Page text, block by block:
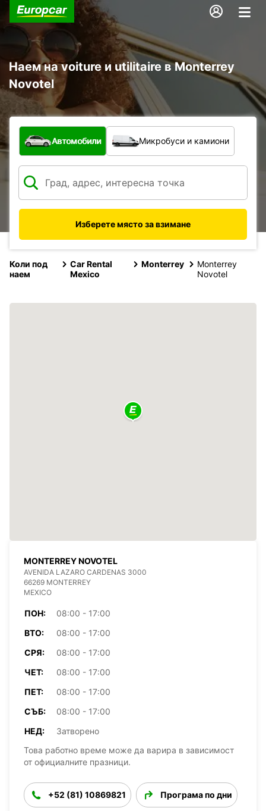
Наем на voiture и utilitaire в Monterrey
Novotel
С какво превозно средство?
Автомобили Микробуси и камиони
Изберете място за взимане
Коли под
наем
Car Rental
Mexico
Monterrey
Monterrey
Novotel
MONTERREY NOVOTEL
AVENIDA LAZARO CARDENAS 3000
66269 MONTERREY
MEXICO
ПОН:
08:00 - 17:00
ВТО:
08:00 - 17:00
СРЯ:
08:00 - 17:00
ЧЕТ:
08:00 - 17:00
ПЕТ:
08:00 - 17:00
СЪБ:
08:00 - 17:00
НЕД:
Затворено
Това работно време може да варира в зависимост
от официалните празници.
+52 (81) 10869821 Програма по дни